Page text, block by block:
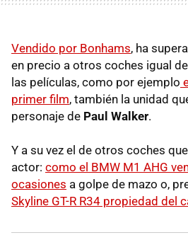
Vendido por Bonhams, ha
en precio a otros coches igual
las películas, como por ejemplo
primer film, también la unidad
personaje de Paul Walker.
Y a su vez el de otros coches
actor: como el BMW M1 AHG
ocasiones a golpe de mazo o,
Skyline GT-R R34 propiedad del